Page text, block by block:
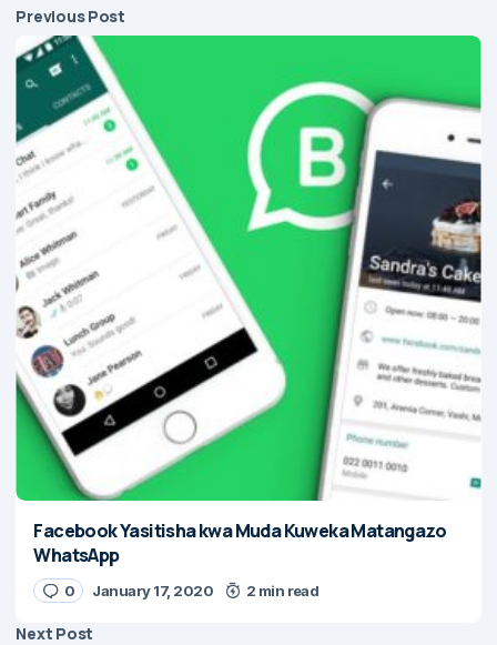
Previous Post
Facebook Yasitisha kwa Muda Kuweka Matangazo
WhatsApp
0 January 17, 2020 2 min read
Next Post